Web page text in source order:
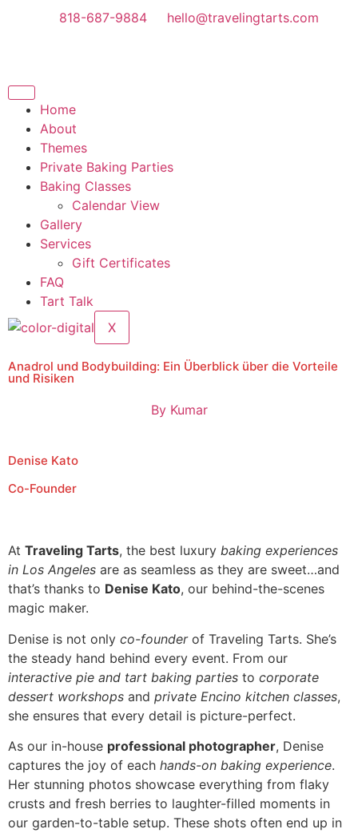
818-687-9884 hello@travelingtarts.com
Home
About
Themes
Private Baking Parties
Baking Classes
Calendar View
Gallery
Services
Gift Certificates
FAQ
Tart Talk
X
Anadrol und Bodybuilding: Ein Überblick über die Vorteile
und Risiken
ByKumar
Denise Kato
Co-Founder
At Traveling Tarts, the best luxury baking experiences
in Los Angeles are as seamless as they are sweet…and
that’s thanks to Denise Kato, our behind-the-scenes
magic maker.
Denise is not only co-founderof Traveling Tarts. She’s
the steady hand behind every event. From our
interactive pie and tart baking parties to corporate
dessert workshops and private Encino kitchen classes,
she ensures that every detail is picture-perfect.
As our in-house professional photographer, Denise
captures the joy of each hands-on baking experience.
Her stunning photos showcase everything from flaky
crusts and fresh berries to laughter-filled moments in
our garden-to-table setup. These shots often end up in